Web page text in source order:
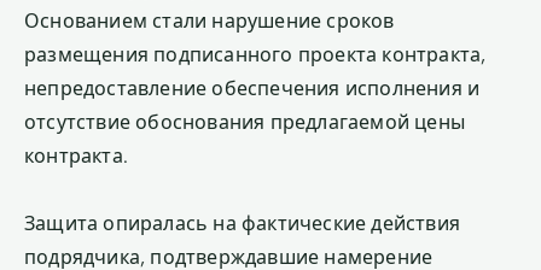
Основанием стали нарушение сроков
размещения подписанного проекта контракта,
непредоставление обеспечения исполнения и
отсутствие обоснования предлагаемой цены
контракта.
Защита опиралась на фактические действия
подрядчика, подтверждавшие намерение